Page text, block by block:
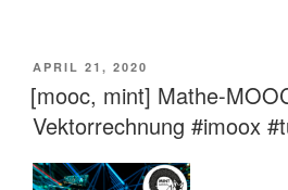
VERÖFFENTLICHT
AM
APRIL 21, 2020
[mooc, mint] Mathe-
Vektorrechnung #imoox